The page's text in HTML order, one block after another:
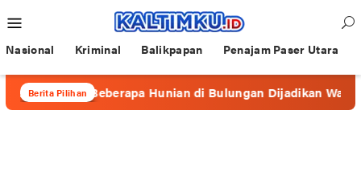
ke
kontenMobile
Nasional Kriminal Balikpapan Penajam Paser Utara
Berita Pilihan
Beberapa Hunian di Bulungan Dijadikan Wadah